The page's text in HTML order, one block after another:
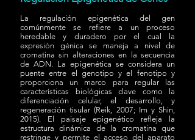
La regulación epigenética del gen
comúnmente se refiere a un proceso
heredable y duradero por el cual la
expresión génica se maneja a nivel de
cromatina sin alteraciones en la secuencia
de ADN. La epigenética se considera un
puente entre el genotipo y el fenotipo y
proporciona un marco para regular las
características biológicas clave como la
diferenciación celular, el desarrollo, y
regeneración tisular (Reik, 2007; Im y Shin,
2015). El paisaje epigenético refleja la
estructura dinámica de la cromatina que
restringe y permite el acceso del aparato